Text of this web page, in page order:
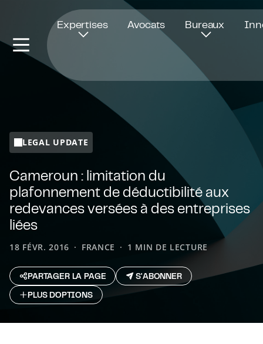
Expertises Avocats Bureaux
LEGAL UPDATE
Cameroun : limitation du
plafonnement de déductibilité aux
redevances versées à des entreprises
liées
18 FÉVR. 2016 FRANCE 1 MIN DE LECTURE
PARTAGER LA PAGE
S'ABONNER
PLUS D`OPTIONS
Ouvre dans une nouvelle fenêtre